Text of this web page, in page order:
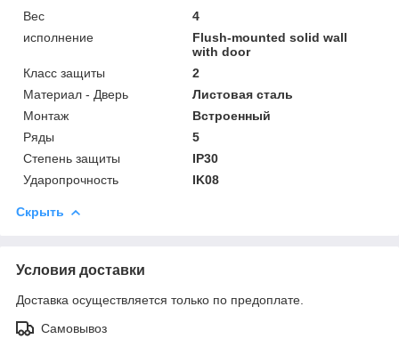
Вес
4
исполнение
Flush-mounted solid wall
with door
Класс защиты
2
Материал - Дверь
Листовая сталь
Монтаж
Встроенный
Ряды
5
Степень защиты
IP30
Ударопрочность
IK08
Скрыть
Условия доставки
Доставка осуществляется только по предоплате.
Самовывоз